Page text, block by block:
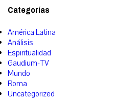
Categorías
América Latina
Análisis
Espiritualidad
Gaudium-TV
Mundo
Roma
Uncategorized